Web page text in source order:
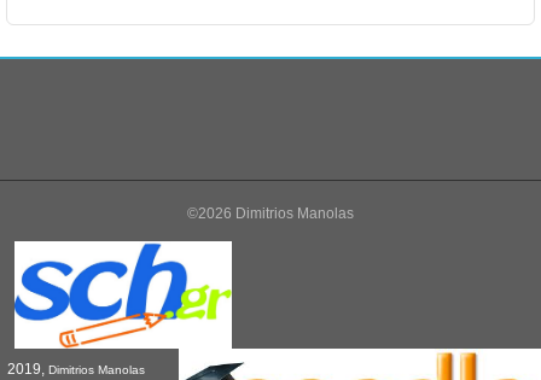
©2026 Dimitrios Manolas
2019, Dimitrios Manolas